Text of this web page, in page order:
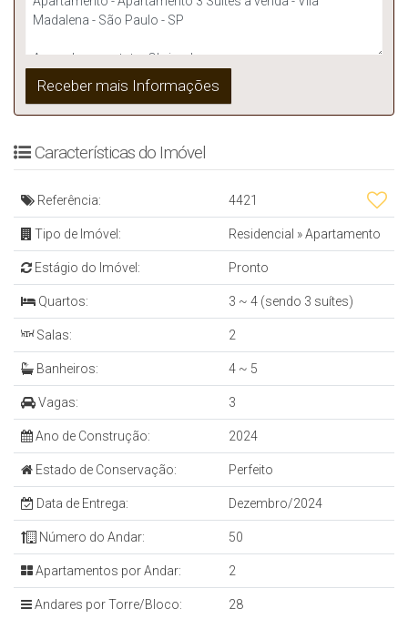
Características do Imóvel
Referência: 4421
Tipo de Imóvel: Residencial »Apartamento
Estágio do Imóvel: Pronto
Quartos: 3 ~ 4 (sendo 3 suítes)
Salas: 2
Banheiros: 4 ~ 5
Vagas: 3
Ano de Construção: 2024
Estado de Conservação: Perfeito
Data de Entrega: Dezembro/2024
Número do Andar: 50
Apartamentos por Andar: 2
Andares por Torre/Bloco: 28